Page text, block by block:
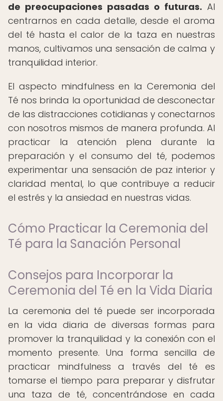
de preocupaciones pasadas o futuras. Al
centrarnos en cada detalle, desde el aroma
del té hasta el calor de la taza en nuestras
manos, cultivamos una sensación de calma y
tranquilidad interior.
El aspecto mindfulness en la Ceremonia del
Té nos brinda la oportunidad de desconectar
de las distracciones cotidianas y conectarnos
con nosotros mismos de manera profunda. Al
practicar la atención plena durante la
preparación y el consumo del té, podemos
experimentar una sensación de paz interior y
claridad mental, lo que contribuye a reducir
el estrés y la ansiedad en nuestras vidas.
Cómo Practicar la Ceremonia del
Té para la Sanación Personal
Consejos para Incorporar la
Ceremonia del Té en la Vida Diaria
La ceremonia del té puede ser incorporada
en la vida diaria de diversas formas para
promover la tranquilidad y la conexión con el
momento presente. Una forma sencilla de
practicar mindfulness a través del té es
tomarse el tiempo para preparar y disfrutar
una taza de té, concentrándose en cada